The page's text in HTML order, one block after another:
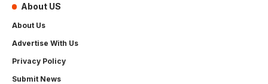
About US
About Us
Advertise With Us
Privacy Policy
Submit News